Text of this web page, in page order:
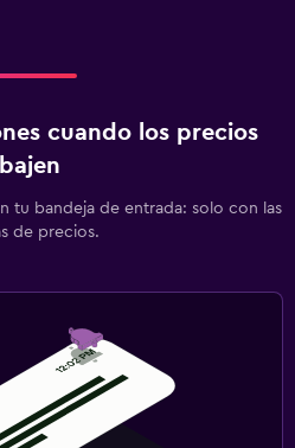
cuando los precios
bajen
tu bandeja de entrada: solo con las
de precios.